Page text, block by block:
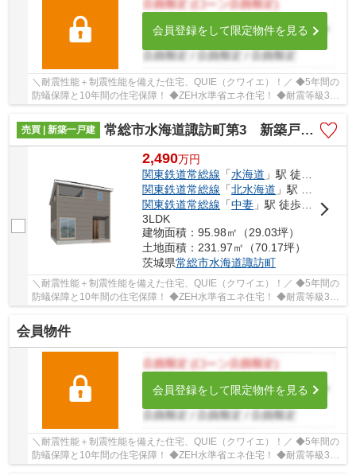
会員登録をして限定物件を見る
＼耐震性能＋制震性能を備えた住宅、QUIE（クワイエ）！／ ◆5年間の
防蟻保障と10年間の住宅保障！ ◆ZEH水準省エネ住宅！ ◆耐震等級3を
売買 | 新築一戸建
常総市水海道諏訪町第3 新築戸建 2号棟
2,490万円
関東鉄道常総線 「水海道 」駅 徒歩10分
関東鉄道常総線 「北水海道 」駅 徒歩17分
関東鉄道常総線 「中妻 」駅 徒歩40分
3LDK
建物面積：95.98㎡（29.03坪）
土地面積：231.97㎡（70.17坪）
茨城県常総市水海道諏訪町
＼耐震性能＋制震性能を備えた住宅、QUIE（クワイエ）！／ ◆5年間の
防蟻保障と10年間の住宅保障！ ◆ZEH水準省エネ住宅！ ◆耐震等級3を
会員物件
会員登録をして限定物件を見る
＼耐震性能＋制震性能を備えた住宅、QUIE（クワイエ）！／ ◆5年間の
防蟻保障と10年間の住宅保障！ ◆ZEH水準省エネ住宅！ ◆耐震等級3を
クリアした耐震、制震性能が特徴の「クレイドル...